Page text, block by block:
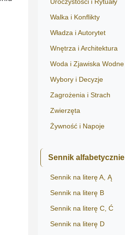
Walka i Konflikty
Władza i Autorytet
Wnętrza i Architektura
Woda i Zjawiska Wodne
Wybory i Decyzje
Zagrożenia i Strach
Zwierzęta
Żywność i Napoje
Sennik alfabetycznie
Sennik na literę A, Ą
Sennik na literę B
Sennik na literę C, Ć
Sennik na literę D